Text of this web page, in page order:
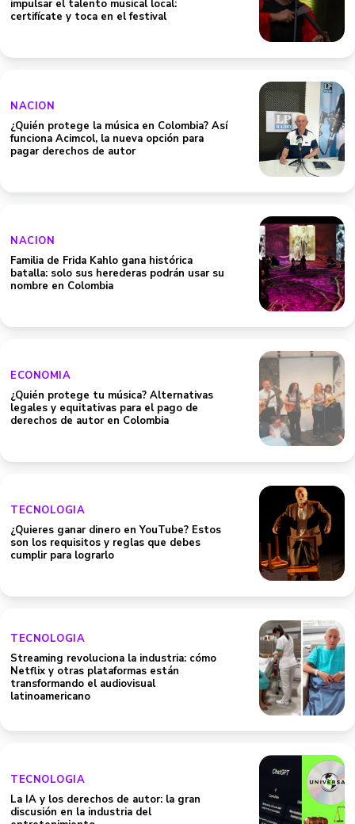
impulsar el talento musical local:
certifícate y toca en el festival
NACION
¿Quién protege la música en Colombia? Así
funciona Acimcol, la nueva opción para
pagar derechos de autor
NACION
Familia de Frida Kahlo gana histórica
batalla: solo sus herederas podrán usar su
nombre en Colombia
ECONOMIA
¿Quién protege tu música? Alternativas
legales y equitativas para el pago de
derechos de autor en Colombia
TECNOLOGIA
¿Quieres ganar dinero en YouTube? Estos
son los requisitos y reglas que debes
cumplir para lograrlo
TECNOLOGIA
Streaming revoluciona la industria: cómo
Netflix y otras plataformas están
transformando el audiovisual
latinoamericano
TECNOLOGIA
La IA y los derechos de autor: la gran
discusión en la industria del